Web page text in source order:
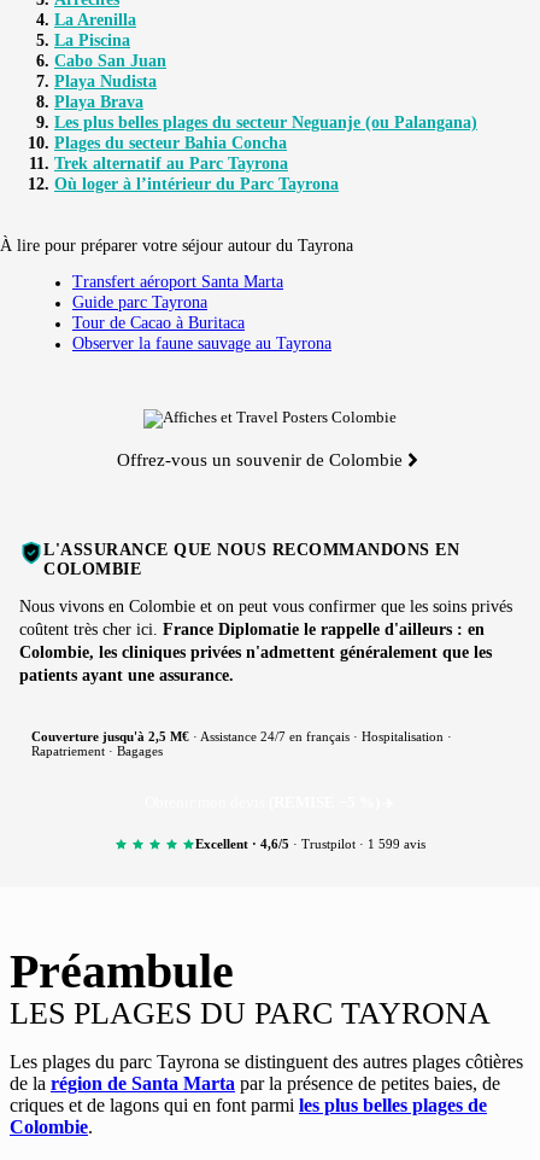
La Arenilla
La Piscina
Cabo San Juan
Playa Nudista
Playa Brava
Les plus belles plages du secteur Neguanje (ou Palangana)
Plages du secteur Bahia Concha
Trek alternatif au Parc Tayrona
Où loger à l’intérieur du Parc Tayrona
À lire pour préparer votre séjour autour du Tayrona
Transfert aéroport Santa Marta
Guide parc Tayrona
Tour de Cacao à Buritaca
Observer la faune sauvage au Tayrona
Offrez-vous un souvenir de Colombie
L'ASSURANCE QUE NOUS RECOMMANDONS EN
COLOMBIE
Nous vivons en Colombie et on peut vous confirmer que les soins privés
coûtent très cher ici. France Diplomatie le rappelle d'ailleurs : en
Colombie, les cliniques privées n'admettent généralement que les
patients ayant une assurance.
Couverture jusqu'à 2,5 M€ · Assistance 24/7 en français · Hospitalisation ·
Rapatriement · Bagages
Excellent · 4,6/5 · Trustpilot · 1 599 avis
Préambule
LES PLAGES DU PARC TAYRONA
Les plages du parc Tayrona se distinguent des autres plages côtières
de la région de Santa Marta par la présence de petites baies, de
criques et de lagons qui en font parmi les plus belles plages de
Colombie.